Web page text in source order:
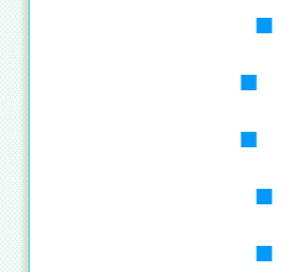
■
■
■
■
■